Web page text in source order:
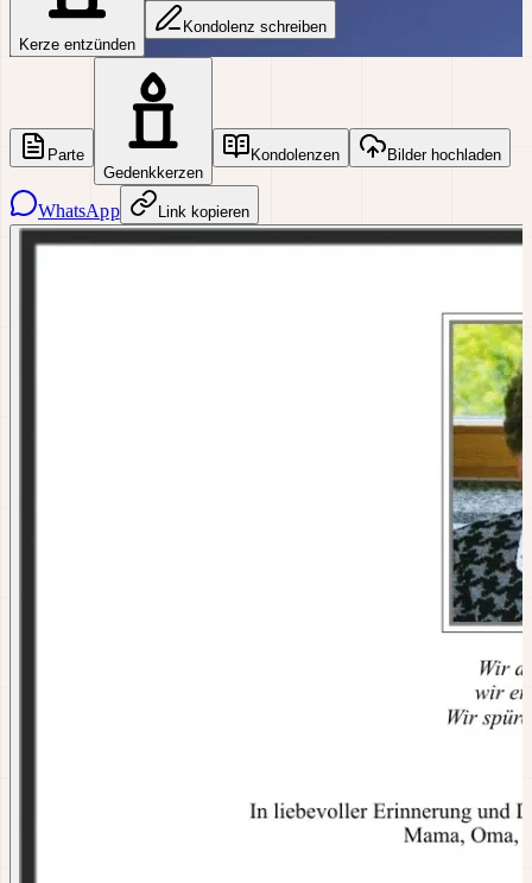
Kerze entzünden
Kondolenz schreiben
Parte
Gedenkkerzen
Kondolenzen Bilder hochladen
WhatsApp Link kopieren